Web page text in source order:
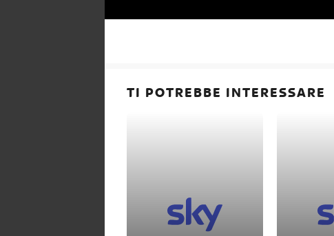
TI POTREBBE INTERESSARE